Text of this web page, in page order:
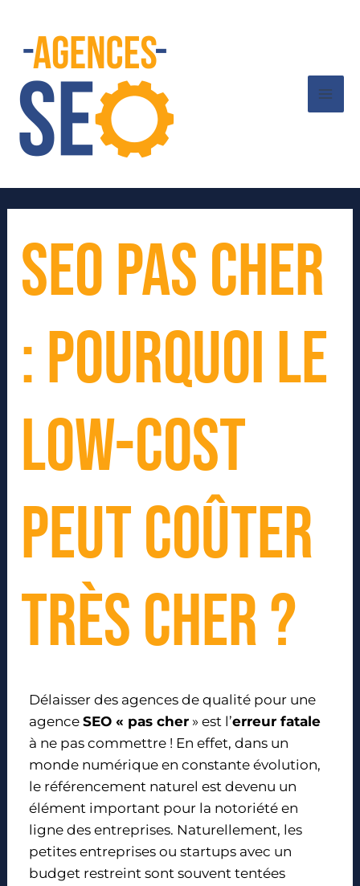
contenu
SEO pas cher
: Pourquoi le
low-cost
peut coûter
très cher ?
Délaisser des agences de qualité pour une
agenceSEO « pas cher » est l’erreur fatale
à ne pas commettre ! En effet, dans un
monde numérique en constante évolution,
le référencement naturel est devenu un
élément important pour la notoriété en
ligne des entreprises. Naturellement, les
petites entreprises ou startups avec un
budget restreint sont souvent tentées